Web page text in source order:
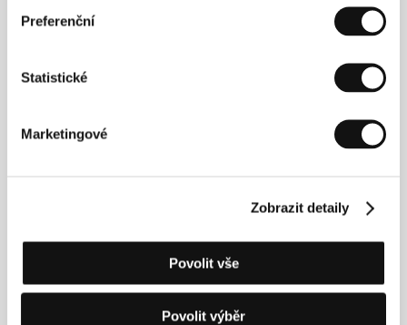
Preferenční
Statistické
Marketingové
Zobrazit detaily
Povolit vše
Povolit výběr
je její druhý celovečerní
hraný film.
British Council
Psohlavců 8, 147 00, Praha 4
Fax: +420 226 224 110